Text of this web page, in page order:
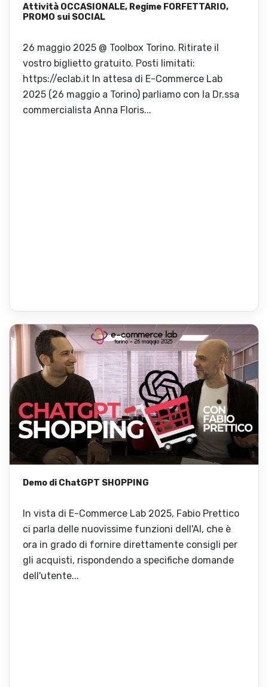
Attività OCCASIONALE, Regime FORFETTARIO,
PROMO sui SOCIAL
26 maggio 2025 @ Toolbox Torino. Ritirate il
vostro biglietto gratuito. Posti limitati:
https://eclab.it In attesa di E-Commerce Lab
2025 (26 maggio a Torino) parliamo con la Dr.ssa
commercialista Anna Floris...
Demo di ChatGPT SHOPPING
In vista di E-Commerce Lab 2025, Fabio Prettico
ci parla delle nuovissime funzioni dell'AI, che è
ora in grado di fornire direttamente consigli per
gli acquisti, rispondendo a specifiche domande
dell'utente...